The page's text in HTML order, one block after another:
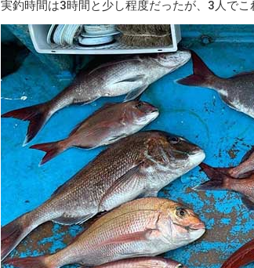
実釣時間は3時間と少し程度だったが、3人でこ